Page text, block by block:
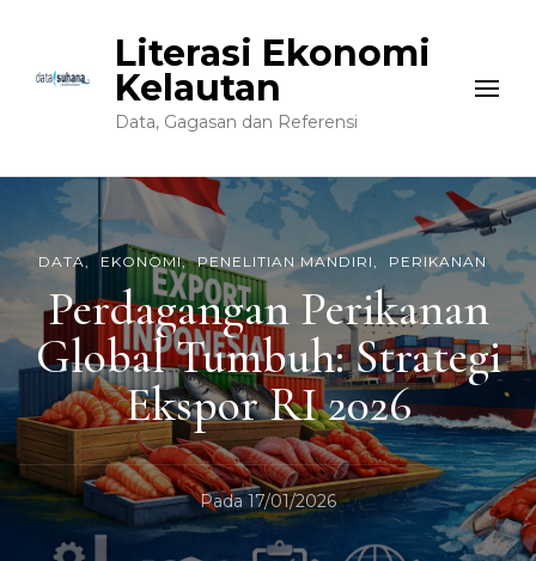
Literasi Ekonomi
Kelautan
Data, Gagasan dan Referensi
DATA EKONOMI PENELITIAN MANDIRI PERIKANAN
Perdagangan Perikanan
Global Tumbuh: Strategi
Ekspor RI 2026
Pada17/01/2026